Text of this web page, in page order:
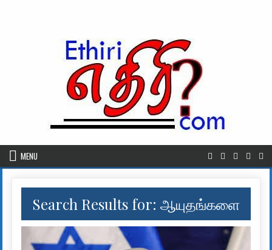
MENU
Search Results for: ஆயுதங்களை